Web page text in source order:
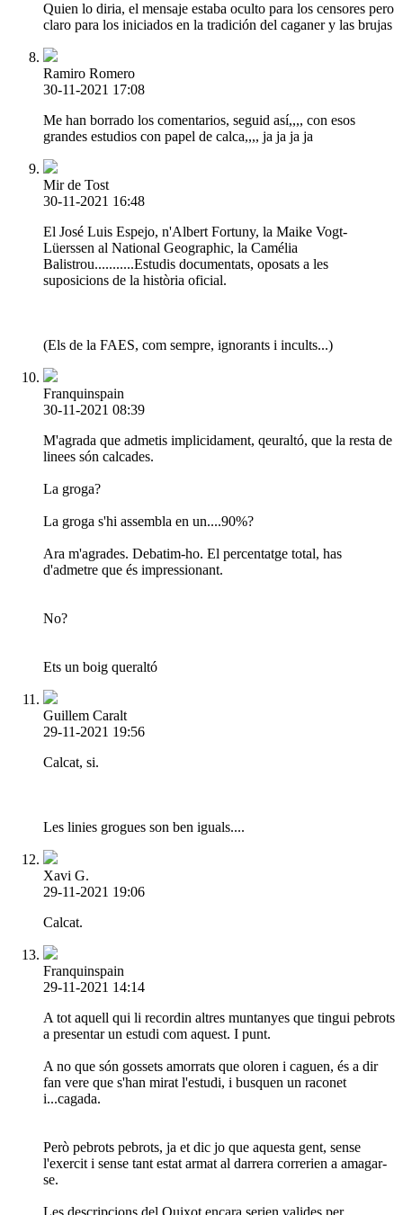
Quien lo diria, el mensaje estaba oculto para los censores pero
claro para los iniciados en la tradición del caganer y las brujas
Ramiro Romero
30-11-2021 17:08
Me han borrado los comentarios, seguid así,,,, con esos
grandes estudios con papel de calca,,,, ja ja ja ja
Mir de Tost
30-11-2021 16:48
El José Luis Espejo, n'Albert Fortuny, la Maike Vogt-
Lüerssen al National Geographic, la Camélia
Balistrou...........Estudis documentats, oposats a les
suposicions de la història oficial.
(Els de la FAES, com sempre, ignorants i incults...)
Franquinspain
30-11-2021 08:39
M'agrada que admetis implicidament, qeuraltó, que la resta de
linees són calcades.
La groga?
La groga s'hi assembla en un....90%?
Ara m'agrades. Debatim-ho. El percentatge total, has
d'admetre que és impressionant.
No?
Ets un boig queraltó
Guillem Caralt
29-11-2021 19:56
Calcat, si.
Les linies grogues son ben iguals....
Xavi G.
29-11-2021 19:06
Calcat.
Franquinspain
29-11-2021 14:14
A tot aquell qui li recordin altres muntanyes que tingui pebrots
a presentar un estudi com aquest. I punt.
A no que són gossets amorrats que oloren i caguen, és a dir
fan vere que s'han mirat l'estudi, i busquen un raconet
i...cagada.
Però pebrots pebrots, ja et dic jo que aquesta gent, sense
l'exercit i sense tant estat armat al darrera correrien a amagar-
se.